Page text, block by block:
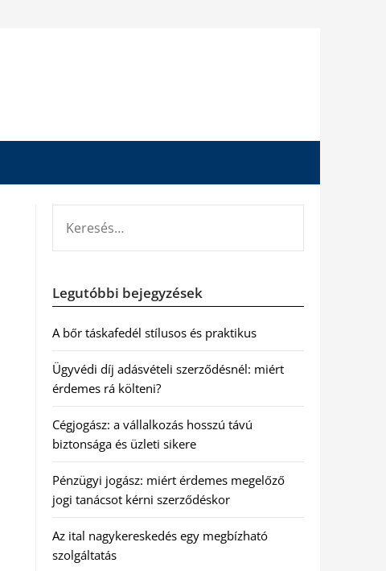
Legutóbbi bejegyzések
A bőr táskafedél stílusos és praktikus
Ügyvédi díj adásvételi szerződésnél: miért
érdemes rá költeni?
Cégjogász: a vállalkozás hosszú távú
biztonsága és üzleti sikere
Pénzügyi jogász: miért érdemes megelőző
jogi tanácsot kérni szerződéskor
Az ital nagykereskedés egy megbízható
szolgáltatás